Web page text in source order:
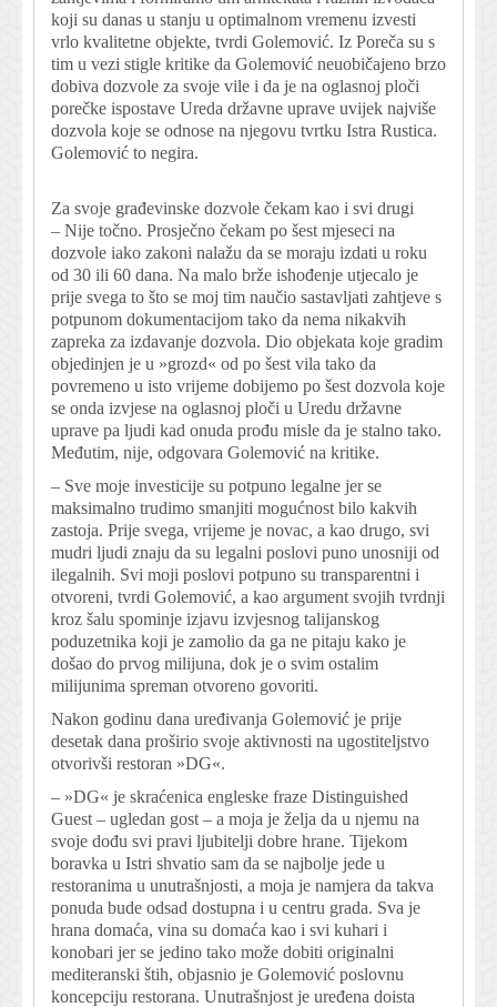
koji su danas u stanju u optimalnom vremenu izvesti
vrlo kvalitetne objekte, tvrdi Golemović. Iz Poreča su s
tim u vezi stigle kritike da Golemović neuobičajeno brzo
dobiva dozvole za svoje vile i da je na oglasnoj ploči
porečke ispostave Ureda državne uprave uvijek najviše
dozvola koje se odnose na njegovu tvrtku Istra Rustica.
Golemović to negira.
Za svoje građevinske dozvole čekam kao i svi drugi
– Nije točno. Prosječno čekam po šest mjeseci na
dozvole iako zakoni nalažu da se moraju izdati u roku
od 30 ili 60 dana. Na malo brže ishođenje utjecalo je
prije svega to što se moj tim naučio sastavljati zahtjeve s
potpunom dokumentacijom tako da nema nikakvih
zapreka za izdavanje dozvola. Dio objekata koje gradim
objedinjen je u »grozd« od po šest vila tako da
povremeno u isto vrijeme dobijemo po šest dozvola koje
se onda izvjese na oglasnoj ploči u Uredu državne
uprave pa ljudi kad onuda prođu misle da je stalno tako.
Međutim, nije, odgovara Golemović na kritike.
– Sve moje investicije su potpuno legalne jer se
maksimalno trudimo smanjiti mogućnost bilo kakvih
zastoja. Prije svega, vrijeme je novac, a kao drugo, svi
mudri ljudi znaju da su legalni poslovi puno unosniji od
ilegalnih. Svi moji poslovi potpuno su transparentni i
otvoreni, tvrdi Golemović, a kao argument svojih tvrdnji
kroz šalu spominje izjavu izvjesnog talijanskog
poduzetnika koji je zamolio da ga ne pitaju kako je
došao do prvog milijuna, dok je o svim ostalim
milijunima spreman otvoreno govoriti.
Nakon godinu dana uređivanja Golemović je prije
desetak dana proširio svoje aktivnosti na ugostiteljstvo
otvorivši restoran »DG«.
– »DG« je skraćenica engleske fraze Distinguished
Guest – ugledan gost – a moja je želja da u njemu na
svoje dođu svi pravi ljubitelji dobre hrane. Tijekom
boravka u Istri shvatio sam da se najbolje jede u
restoranima u unutrašnjosti, a moja je namjera da takva
ponuda bude odsad dostupna i u centru grada. Sva je
hrana domaća, vina su domaća kao i svi kuhari i
konobari jer se jedino tako može dobiti originalni
mediteranski štih, objasnio je Golemović poslovnu
koncepciju restorana. Unutrašnjost je uređena doista